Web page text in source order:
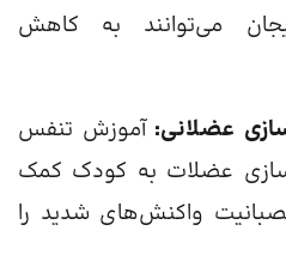
می‌توانند به کاهش
عضلانی: آموزش تنفس
عضلات به کودک کمک
واکنش‌های شدید را